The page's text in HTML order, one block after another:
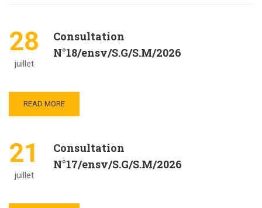
28
juillet
Consultation
N°18/ensv/S.G/S.M/2026
READ MORE
21
juillet
Consultation
N°17/ensv/S.G/S.M/2026